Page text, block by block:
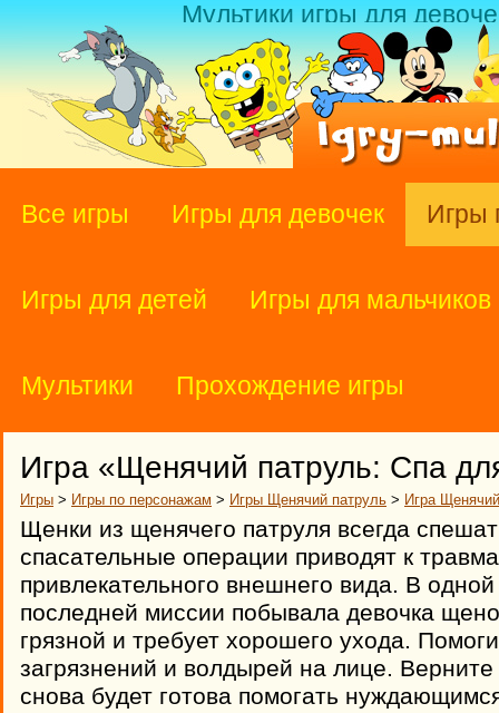
Мультики игры для
Все игры Игры для девочек Игры
Игры для детей Игры для мальчиков
Мультики Прохождение игры
Игра «Щенячий патруль: Спа
Игры > Игры по персонажам > Игры Щенячий патруль > Игра
Щенки из щенячего патруля всегда
спасательные операции приводят к
привлекательного внешнего вида. В
последней миссии побывала девочка
грязной и требует хорошего ухода.
загрязнений и волдырей на лице.
снова будет готова помогать